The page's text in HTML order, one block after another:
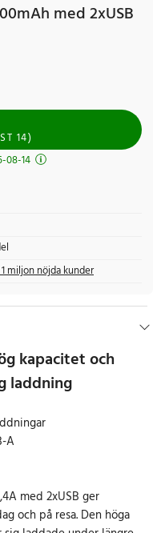
med 2xUSB
14)
08-14
miljon nöjda kunder
kapacitet och
laddning
A
med 2xUSB ger
och på resa. Den höga